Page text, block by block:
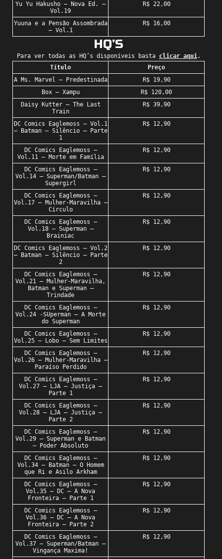
Yu Yu Hakusho – Nova Ed. –
Vol.19
R$ 22,00
Yuuna e a Pensão Assombrada
– Vol.1
R$ 16,00
HQ’S
Para ver todas as HQ’s disponíveis basta clicar aqui.
Título
Preço
A Ms. Marvel – Predestinada
R$ 19,90
Box – Xampu
R$ 120,00
Daisy Kutter – The Last
Train
R$ 39,90
DC Comics Eaglemoss – Vol.1
– Batman – Silêncio – Parte
1
R$ 12,90
DC Comics Eaglemoss –
Vol.11 – Morte em Família
R$ 12,90
DC Comics Eaglemoss –
Vol.14 – Superman/Batman –
Supergirl
R$ 12,90
DC Comics Eaglemoss –
Vol.17 – Mulher-Maravilha –
Círculo
R$ 12,90
DC Comics Eaglemoss –
Vol.18 – Superman –
Brainiac
R$ 12,90
DC Comics Eaglemoss – Vol.2
– Batman – Silêncio – Parte
2
R$ 12,90
DC Comics Eaglemoss –
Vol.21 – Mulher-Maravilha,
Batman e Superman –
Trindade
R$ 12,90
DC Comics Eaglemoss –
Vol.24 -SUperman – A Morte
do Superman
R$ 12,90
DC Comics Eaglemoss –
Vol.25 – Lobo – Sem Limites
R$ 12,90
DC Comics Eaglemoss –
Vol.26 – Mulher-Maravilha –
Paraíso Perdido
R$ 12,90
DC Comics Eaglemoss –
Vol.27 – LJA – Justiça –
Parte 1
R$ 12,90
DC Comics Eaglemoss –
Vol.28 – LJA – Justiça –
Parte 2
R$ 12,90
DC Comics Eaglemoss –
Vol.29 – Superman e Batman
– Poder Absoluto
R$ 12,90
DC Comics Eaglemoss –
Vol.34 – Batman – O Homem
que Ri e Asilo Arkham
R$ 12,90
DC Comics Eaglemoss –
Vol.35 – DC – A Nova
Fronteira – Parte 1
R$ 12,90
DC Comics Eaglemoss –
Vol.36 – DC – A Nova
Fronteira – Parte 2
R$ 12,90
DC Comics Eaglemoss –
Vol.37 – Superman/Batman –
Vingança Maxima!
R$ 12,90